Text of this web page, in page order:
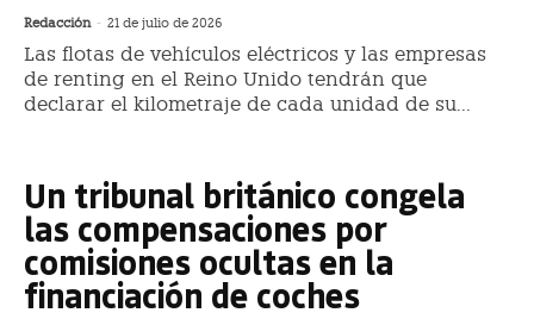
Redacción - 21 de julio de 2026
Las flotas de vehículos eléctricos y las empresas
de renting en el Reino Unido tendrán que
declarar el kilometraje de cada unidad de su...
Un tribunal británico congela
las compensaciones por
comisiones ocultas en la
financiación de coches